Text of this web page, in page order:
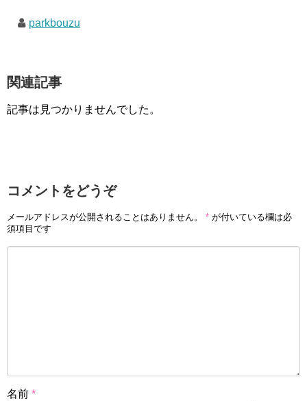
parkbouzu
関連記事
記事は見つかりませんでした。
コメントをどうぞ
メールアドレスが公開されることはありません。 * が付いている欄は必
須項目です
名前 *